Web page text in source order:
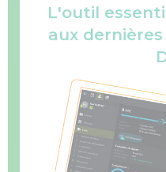
L'outil
aux